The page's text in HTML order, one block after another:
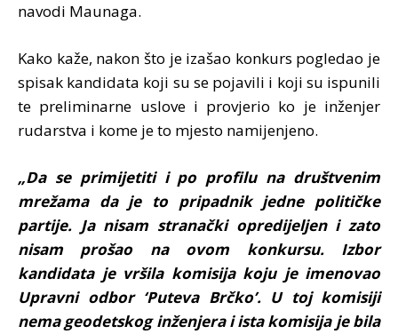
navodi Maunaga.
Kako kaže, nakon što je izašao konkurs pogledao je
spisak kandidata koji su se pojavili i koji su ispunili
te preliminarne uslove i provjerio ko je inženjer
rudarstva i kome je to mjesto namijenjeno.
„Da se primijetiti i po profilu na društvenim
mrežama da je to pripadnik jedne političke
partije. Ja nisam stranački opredijeljen i zato
nisam prošao na ovom konkursu. Izbor
kandidata je vršila komisija koju je imenovao
Upravni odbor ‘Puteva Brčko’. U toj komisiji
nema geodetskog inženjera i ista komisija je bila